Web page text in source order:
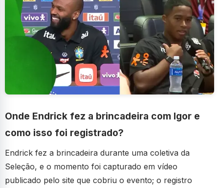
Onde Endrick fez a brincadeira com Igor e
como isso foi registrado?
Endrick fez a brincadeira durante uma coletiva da
Seleção, e o momento foi capturado em vídeo
publicado pelo site que cobriu o evento; o registro